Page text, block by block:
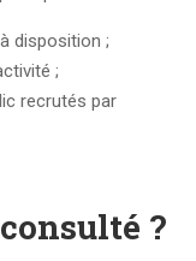
disposition ;
;
recrutés par
?